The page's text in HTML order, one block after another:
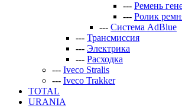
--- Ремень
--- Ролик
--- Система AdBlue
--- Трансмиссия
--- Электрика
--- Расходка
--- Iveco Stralis
--- Iveco Trakker
TOTAL
URANIA